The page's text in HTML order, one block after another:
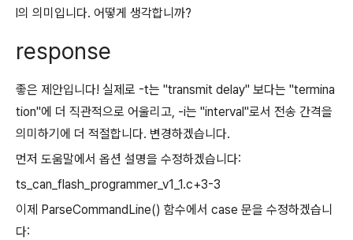
l의 의미입니다. 어떻게 생각합니까?
response
좋은 제안입니다! 실제로 -t는 "transmit delay" 보다는 "termina
tion"에 더 직관적으로 어울리고, -i는 "interval"로서 전송 간격을
의미하기에 더 적절합니다. 변경하겠습니다.
먼저 도움말에서 옵션 설명을 수정하겠습니다:
ts_can_flash_programmer_v1_1.c+3-3
이제 ParseCommandLine() 함수에서 case 문을 수정하겠습니
다: